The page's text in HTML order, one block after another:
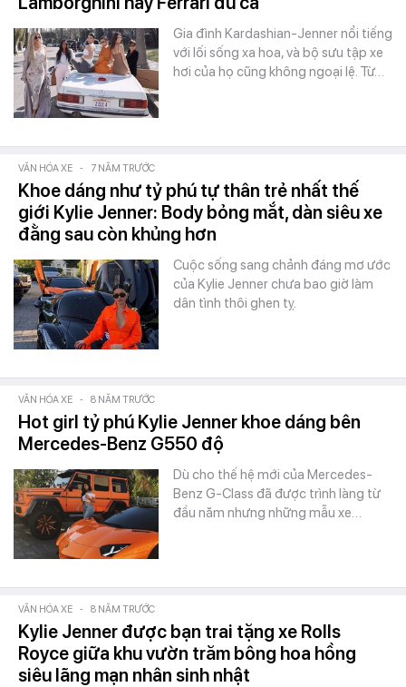
Gia đình Kardashian-Jenner nổi tiếng
với lối sống xa hoa, và bộ sưu tập xe
hơi của họ cũng không ngoại lệ. Từ…
VĂN HÓA XE - 7 NĂM TRƯỚC
Khoe dáng như tỷ phú tự thân trẻ nhất thế
giới Kylie Jenner: Body bỏng mắt, dàn siêu xe
đằng sau còn khủng hơn
Cuộc sống sang chảnh đáng mơ ước
của Kylie Jenner chưa bao giờ làm
dân tình thôi ghen tỵ.
VĂN HÓA XE - 8 NĂM TRƯỚC
Hot girl tỷ phú Kylie Jenner khoe dáng bên
Mercedes-Benz G550 độ
Dù cho thế hệ mới của Mercedes-
Benz G-Class đã được trình làng từ
đầu năm nhưng những mẫu xe…
VĂN HÓA XE - 8 NĂM TRƯỚC
Kylie Jenner được bạn trai tặng xe Rolls
Royce giữa khu vườn trăm bông hoa hồng
siêu lãng mạn nhân sinh nhật